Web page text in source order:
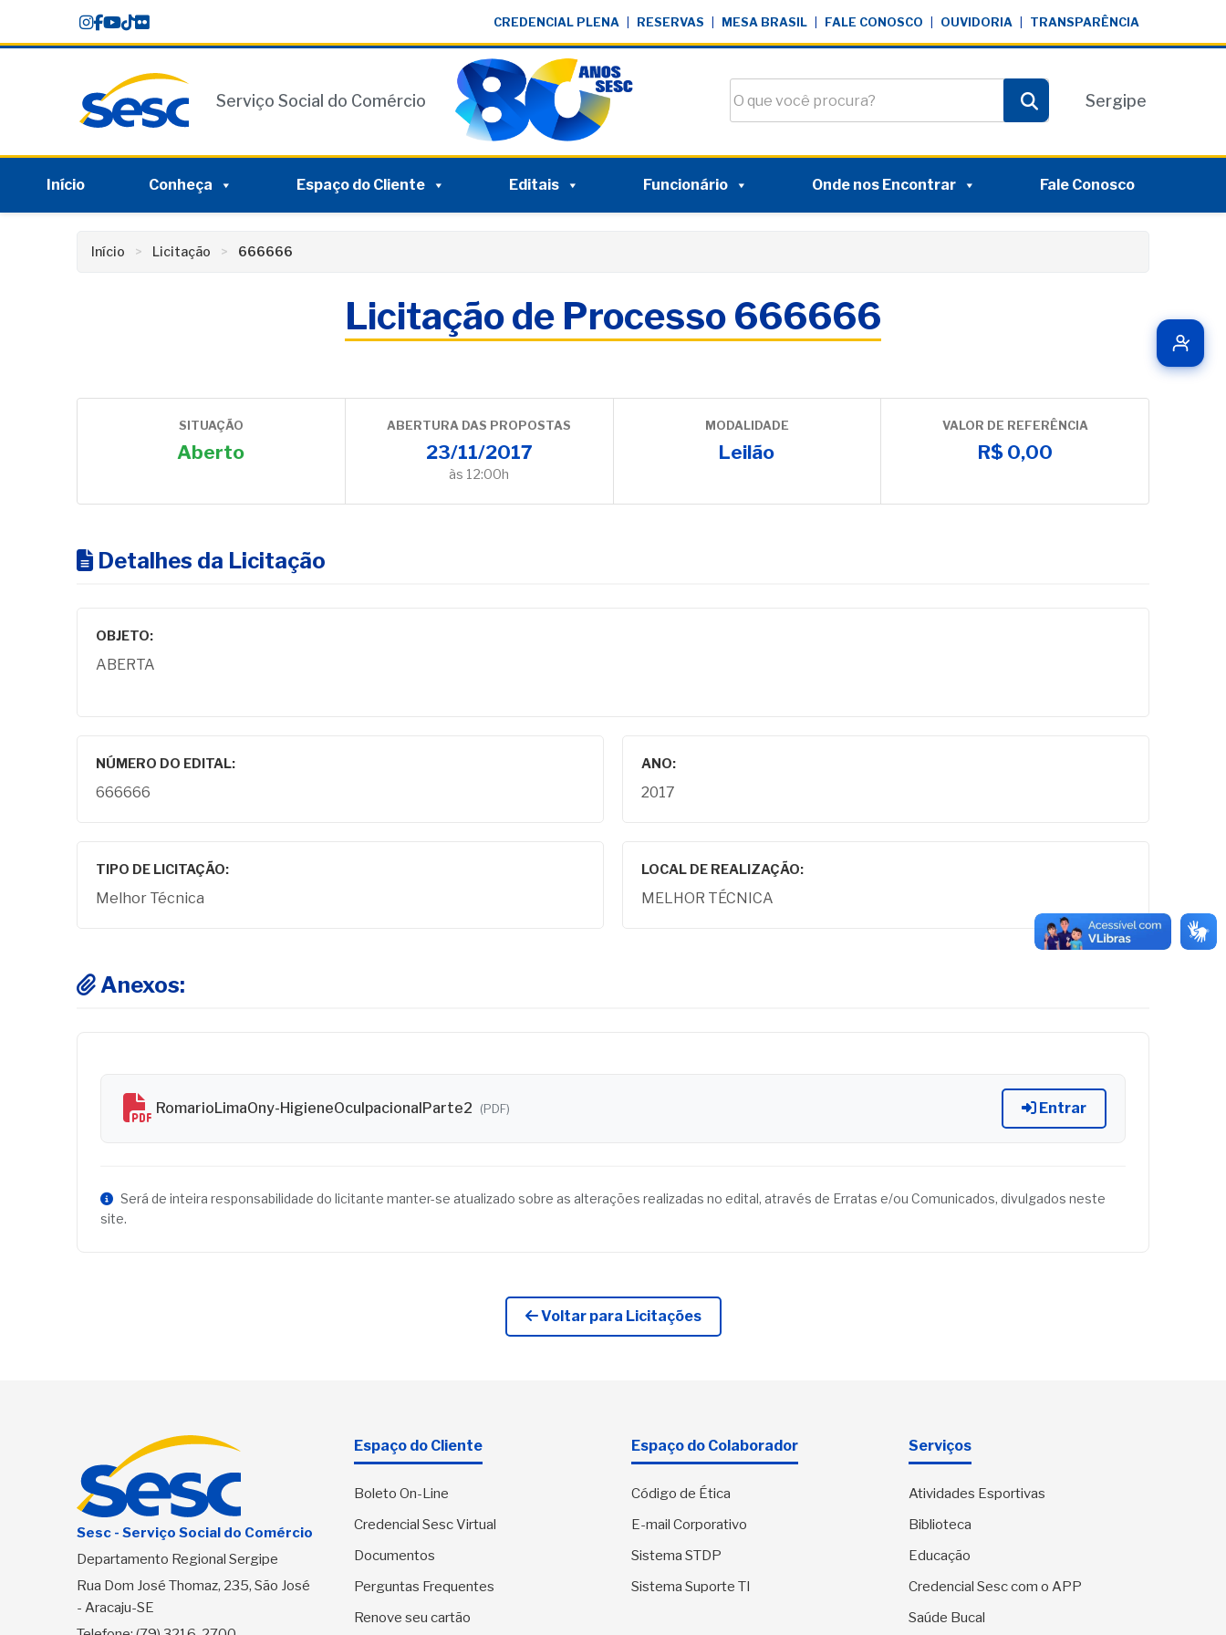
content
CREDENCIAL PLENA RESERVAS MESA BRASIL FALE CONOSCO OUVIDORIA TRANSPARÊNCIA
Serviço Social do Comércio
Pesquisar
Sergipe
Início Conheça Espaço do Cliente Editais Funcionário Onde nos Encontrar Fale Conosco
Início Licitação 666666
Licitação de Processo 666666
SITUAÇÃO
Aberto
ABERTURA DAS PROPOSTAS
23/11/2017
às 12:00h
MODALIDADE
Leilão
VALOR DE REFERÊNCIA
R$ 0,00
Detalhes da Licitação
OBJETO:
ABERTA
NÚMERO DO EDITAL:
666666
ANO:
2017
TIPO DE LICITAÇÃO:
Melhor Técnica
LOCAL DE REALIZAÇÃO:
MELHOR TÉCNICA
Anexos:
RomarioLimaOny-HigieneOculpacionalParte2 (PDF) Entrar
Será de inteira responsabilidade do licitante manter-se atualizado sobre as alterações realizadas no edital, através de Erratas e/ou Comunicados, divulgados neste
site.
Voltar para Licitações
Sesc - Serviço Social do Comércio
Departamento Regional Sergipe
Rua Dom José Thomaz, 235, São José
- Aracaju-SE
Espaço do Cliente
Boleto On-Line
Credencial Sesc Virtual
Documentos
Perguntas Frequentes
Renove seu cartão
Espaço do Colaborador
Código de Ética
E-mail Corporativo
Sistema STDP
Sistema Suporte TI
Serviços
Atividades Esportivas
Biblioteca
Educação
Credencial Sesc com o APP
Saúde Bucal